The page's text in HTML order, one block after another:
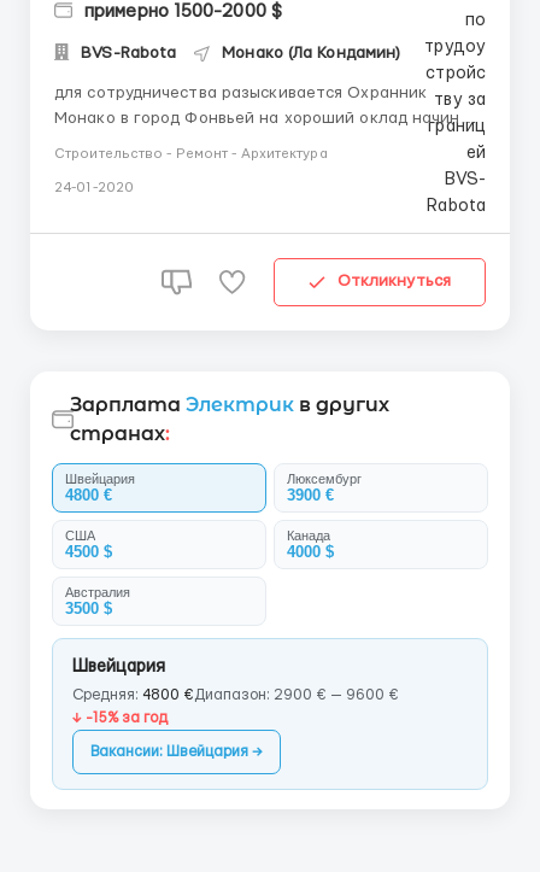
примерно 1500-2000 $
BVS-Rabota Монако (Ла Кондамин)
для сотрудничества разыскивается Охранник
Монако в город Фонвьей на хороший оклад начиная
от 1500 евро регулярная выплата зароботной платы
по договору надо срочно опытный сотрудник не
обязательно, но будет плюсом английский опыт не
Строительство - Ремонт - Архитектура
24-01-2020
Откликнуться
Зарплата Электрик в других
странах:
Швейцария
4800 €
Люксембург
3900 €
США
4500 $
Канада
4000 $
Австралия
3500 $
Швейцария
Средняя: 4800 € Диапазон: 2900 € — 9600 €
↓ -15% за год
Вакансии: Швейцария →